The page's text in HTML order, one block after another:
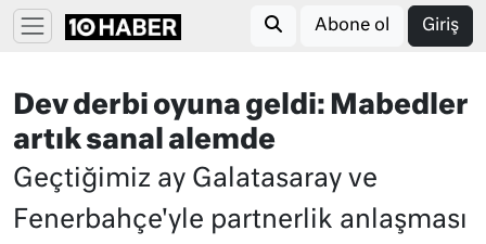
Abone ol Giriş
Dev derbi oyuna geldi: Mabedler
artık sanal alemde
Geçtiğimiz ay Galatasaray ve
Fenerbahçe'yle partnerlik anlaşması